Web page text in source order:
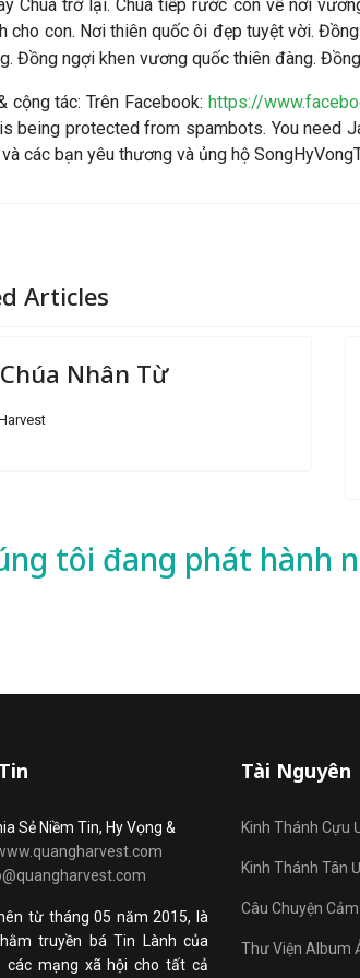
Chúa trở lại. Chúa tiếp rước con về nơi
cho con. Nơi thiên quốc ôi đẹp tuyệt vời.
Đồng ngợi khen vương quốc thiên đàng.
cộng tác: Trên Facebook: https://
being protected from spambots. You need
các bạn yêu thương và ủng hộ
Articles
Nhân Từ
tôi đang phát hành
Sẻ Niềm Tin, Hy Vọng &
từ tháng 05 năm 2015, là
truyền bá Tin Lành của
các mạng xã hội cho tất cả
Tài Nguyên
Kinh Thánh Cựu
Kinh Thánh Tân
Câu Chuyện
Thư Viện Album